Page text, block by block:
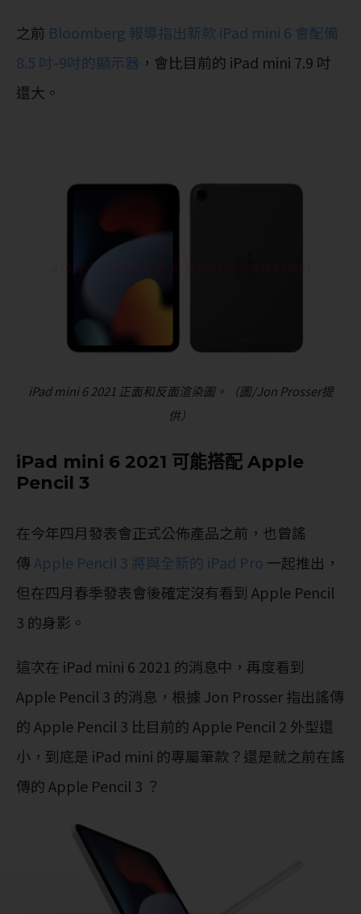
之前 Bloomberg 報導指出新款 iPad mini 6 會配備
8.5 吋-9吋的顯示器 ，會比目前的 iPad mini 7.9 吋
還大。
iPad mini 6 2021 正面和反面渲染圖。（圖/Jon Prosser提
供）
iPad mini 6 2021 可能搭配 Apple
Pencil 3
在今年四月發表會正式公佈產品之前，也曾謠
傳Apple Pencil 3 將與全新的 iPad Pro 一起推出，
但在四月春季發表會後確定沒有看到 Apple Pencil
3 的身影。
這次在 iPad mini 6 2021 的消息中，再度看到
Apple Pencil 3 的消息，根據 Jon Prosser 指出謠傳
的 Apple Pencil 3 比目前的 Apple Pencil 2 外型還
小，到底是 iPad mini 的專屬筆款？還是就之前在謠
傳的 Apple Pencil 3 ？